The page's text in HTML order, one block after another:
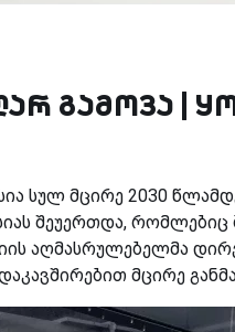
გამოვა |
სულ მცირე 2030
შეუერთდა,
აღმასრულებელმა
მცირე